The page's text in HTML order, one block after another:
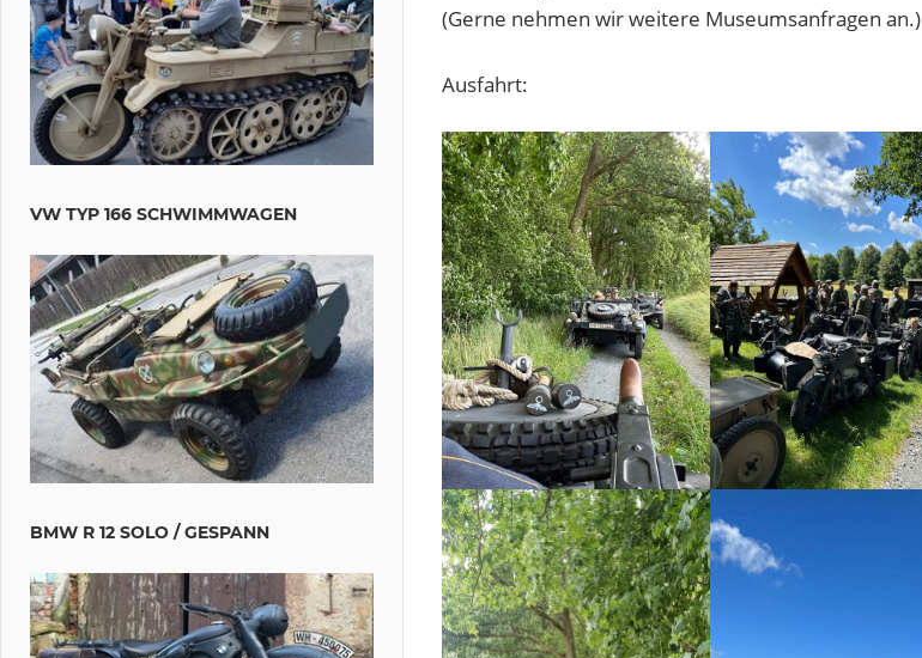
(Gerne nehmen wir weitere Museumsanfragen an.)
Ausfahrt:
VW TYP 166 SCHWIMMWAGEN
BMW R 12 SOLO / GESPANN